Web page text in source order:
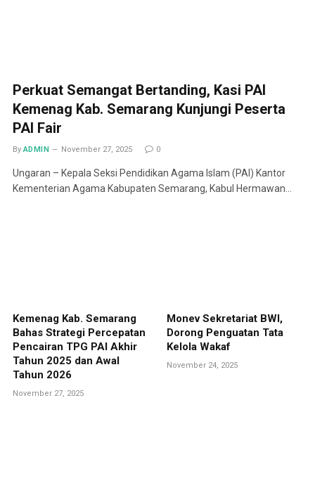
Perkuat Semangat Bertanding, Kasi PAI
Kemenag Kab. Semarang Kunjungi Peserta
PAI Fair
By ADMIN November 27, 2025 0
Ungaran – Kepala Seksi Pendidikan Agama Islam (PAI) Kantor
Kementerian Agama Kabupaten Semarang, Kabul Hermawan…
Kemenag Kab. Semarang
Bahas Strategi Percepatan
Pencairan TPG PAI Akhir
Tahun 2025 dan Awal
Tahun 2026
November 27, 2025
Monev Sekretariat BWI,
Dorong Penguatan Tata
Kelola Wakaf
November 24, 2025